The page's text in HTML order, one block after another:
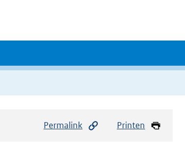
Permalink Printen